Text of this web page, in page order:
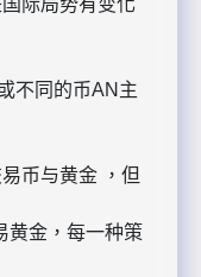
际局势有变化
不同的币AN主
币与黄金 ，但
黄金，每一种策